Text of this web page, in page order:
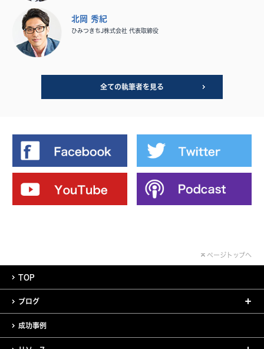
北岡 秀紀
ひみつきちJ株式会社 代表取締役
全ての執筆者を見る
ページトップへ
TOP
ブログ
成功事例